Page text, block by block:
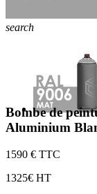
search
Bombe de
Aluminium
1590 € TTC
1325€ HT